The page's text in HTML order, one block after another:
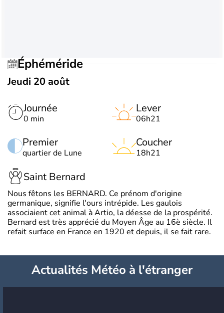
Éphéméride
Jeudi 20 août
Journée
0 min
Premier
quartier de Lune
Lever
06h21
Coucher
18h21
Saint Bernard
Nous fêtons les BERNARD. Ce prénom d'origine
germanique, signifie l'ours intrépide. Les gaulois
associaient cet animal à Artio, la déesse de la prospérité.
Bernard est très apprécié du Moyen Âge au 16è siècle. Il
refait surface en France en 1920 et depuis, il se fait rare.
Actualités Météo à l'étranger